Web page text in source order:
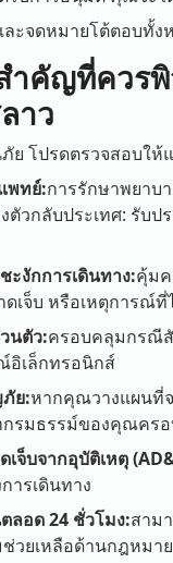
ละจดหมายโต้ตอบทั้
ำคัญที่ควร
าว
ย โปรดตรวจสอบใ
พทย์:การรักษาพยาบ
ตัวกลับประเทศ: รับ
ะงักการเดินทาง:คุ้มค
ดเจ็บ หรือเหตุการณ์
นตัว:ครอบคลุมกรณีสั
อิเล็กทรอนิกส์
ย:หากคุณวางแผนที่จ
รมธรรม์ของคุณคร
จ็บจากอุบัติเหตุ
ารเดินทาง
ลอด 24 ชั่วโมง:สาม
วยเหลือด้านกฎหมาย